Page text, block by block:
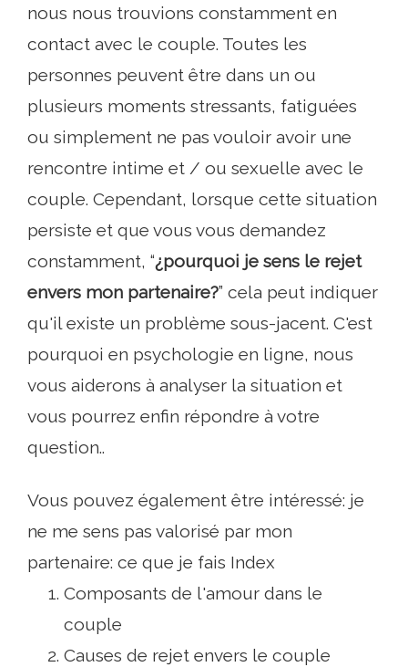
nous nous trouvions constamment en
contact avec le couple. Toutes les
personnes peuvent être dans un ou
plusieurs moments stressants, fatiguées
ou simplement ne pas vouloir avoir une
rencontre intime et / ou sexuelle avec le
couple. Cependant, lorsque cette situation
persiste et que vous vous demandez
constamment, “¿pourquoi je sens le rejet
envers mon partenaire?” cela peut indiquer
qu'il existe un problème sous-jacent. C'est
pourquoi en psychologie en ligne, nous
vous aiderons à analyser la situation et
vous pourrez enfin répondre à votre
question..
Vous pouvez également être intéressé: je
ne me sens pas valorisé par mon
partenaire: ce que je fais Index
Composants de l'amour dans le
couple
Causes de rejet envers le couple